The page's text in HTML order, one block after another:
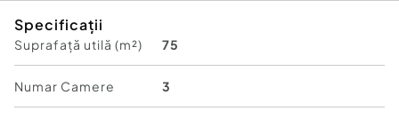
Specificații
Suprafață utilă (m²) 75
Numar Camere 3